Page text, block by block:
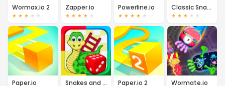
Wormax.io 2
★ ★ ★ ★ ★
Zapper.io
★ ★ ★ ★ ★
Powerline.io
★ ★ ★ ★ ★
Classic Snake.io
★ ★ ★ ★ ★
Paper.io Snakes and Ladders Paper.io 2 Wormate.io